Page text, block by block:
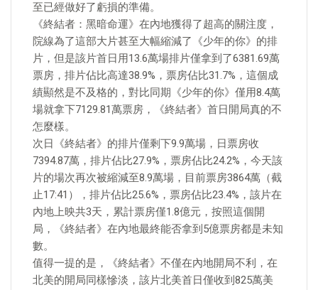
至已經做好了虧損的準備。
《終結者：黑暗命運》在內地獲得了超高的關注度，
院線為了這部大片甚至大幅縮減了《少年的你》的排
片，但是該片首日用13.6萬場排片僅拿到了6381.69萬
票房，排片佔比高達38.9%，票房佔比31.7%，這個成
績顯然是不及格的，對比同期《少年的你》僅用8.4萬
場就拿下7129.81萬票房，《終結者》首日開局真的不
怎麼樣。
次日《終結者》的排片僅剩下9.9萬場，日票房收
7394.87萬，排片佔比27.9%，票房佔比24.2%，今天該
片的場次再次被縮減至8.9萬場，目前票房3864萬（截
止17:41），排片佔比25.6%，票房佔比23.4%，該片在
內地上映共3天，累計票房僅1.8億元，按照這個開
局，《終結者》在內地最終能否拿到5億票房都是未知
數。
值得一提的是，《終結者》不僅在內地開局不利，在
北美的開局同樣慘淡，該片北美首日僅收到825萬美